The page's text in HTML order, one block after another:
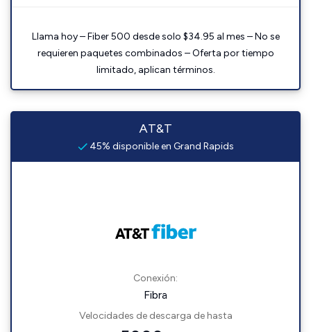
Llama hoy – Fiber 500 desde solo $34.95 al mes – No se
requieren paquetes combinados – Oferta por tiempo
limitado, aplican términos.
AT&T
45% disponible en Grand Rapids
Conexión:
Fibra
Velocidades de descarga de hasta